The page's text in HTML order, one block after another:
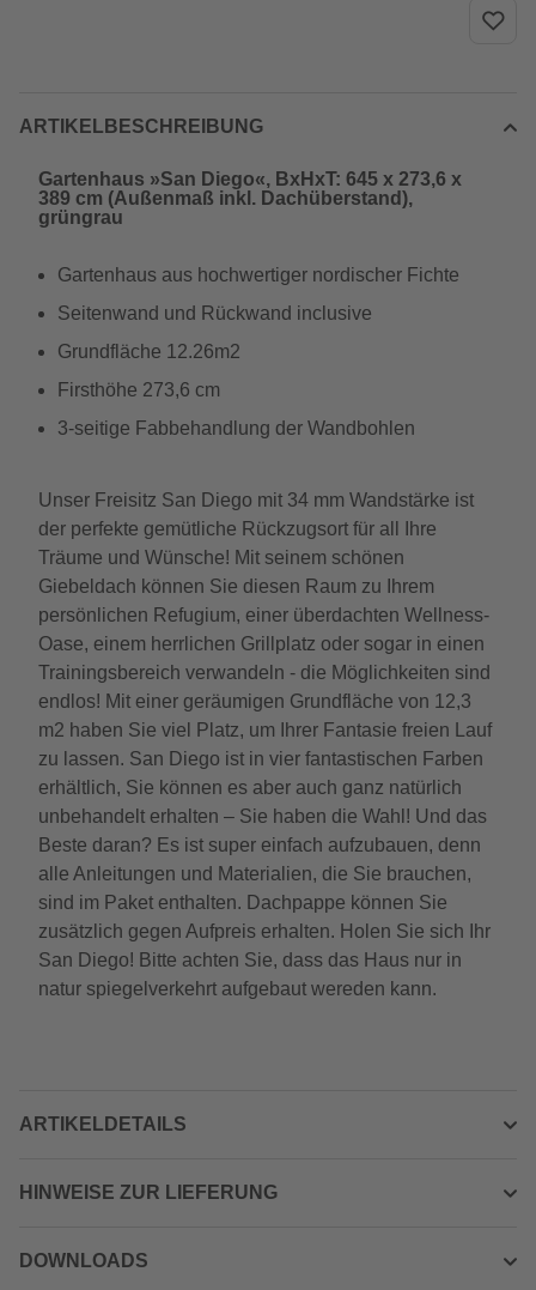
ARTIKELBESCHREIBUNG
Gartenhaus »San Diego«, BxHxT: 645 x 273,6 x
389 cm (Außenmaß inkl. Dachüberstand),
grüngrau
Gartenhaus aus hochwertiger nordischer Fichte
Seitenwand und Rückwand inclusive
Grundfläche 12.26m2
Firsthöhe 273,6 cm
3-seitige Fabbehandlung der Wandbohlen
Unser Freisitz San Diego mit 34 mm Wandstärke ist
der perfekte gemütliche Rückzugsort für all Ihre
Träume und Wünsche! Mit seinem schönen
Giebeldach können Sie diesen Raum zu Ihrem
persönlichen Refugium, einer überdachten Wellness-
Oase, einem herrlichen Grillplatz oder sogar in einen
Trainingsbereich verwandeln - die Möglichkeiten sind
endlos! Mit einer geräumigen Grundfläche von 12,3
m2 haben Sie viel Platz, um Ihrer Fantasie freien Lauf
zu lassen. San Diego ist in vier fantastischen Farben
erhältlich, Sie können es aber auch ganz natürlich
unbehandelt erhalten – Sie haben die Wahl! Und das
Beste daran? Es ist super einfach aufzubauen, denn
alle Anleitungen und Materialien, die Sie brauchen,
sind im Paket enthalten. Dachpappe können Sie
zusätzlich gegen Aufpreis erhalten. Holen Sie sich Ihr
San Diego! Bitte achten Sie, dass das Haus nur in
natur spiegelverkehrt aufgebaut wereden kann.
ARTIKELDETAILS
HINWEISE ZUR LIEFERUNG
DOWNLOADS